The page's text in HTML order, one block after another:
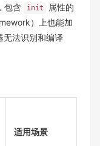
包含
init
属性的
）上也能加
无法识别和编译
适用场景